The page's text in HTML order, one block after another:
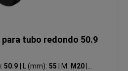
tubo redondo 50.9
50.9 L (mm): 55 M: M20